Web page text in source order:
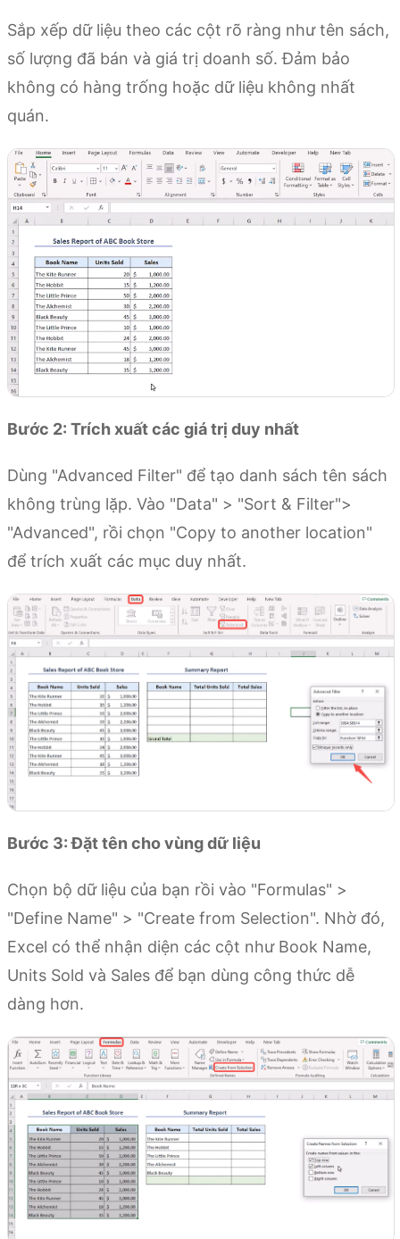
Sắp xếp dữ liệu theo các cột rõ ràng như tên sách,
số lượng đã bán và giá trị doanh số. Đảm bảo
không có hàng trống hoặc dữ liệu không nhất
quán.
Bước 2: Trích xuất các giá trị duy nhất
Dùng "Advanced Filter" để tạo danh sách tên sách
không trùng lặp. Vào "Data" > "Sort & Filter">
"Advanced", rồi chọn "Copy to another location"
để trích xuất các mục duy nhất.
Bước 3: Đặt tên cho vùng dữ liệu
Chọn bộ dữ liệu của bạn rồi vào "Formulas" >
"Define Name" > "Create from Selection". Nhờ đó,
Excel có thể nhận diện các cột như Book Name,
Units Sold và Sales để bạn dùng công thức dễ
dàng hơn.